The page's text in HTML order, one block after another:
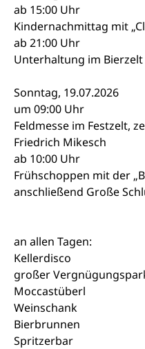
ab 15:00 Uhr
Kindernachmittag mit
ab 21:00 Uhr
Unterhaltung im Bierzelt
Sonntag, 19.07.2026
um 09:00 Uhr
Feldmesse im Festzelt,
Friedrich Mikesch
ab 10:00 Uhr
Frühschoppen mit der
anschließend Große
an allen Tagen:
Kellerdisco
großer
Moccastüberl
Weinschank
Bierbrunnen
Spritzerbar